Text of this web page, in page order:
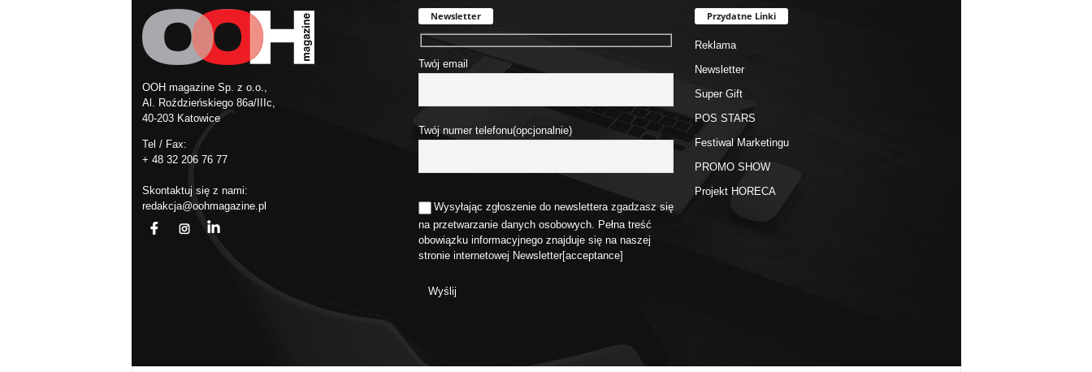
OOH magazine Sp. z o.o.,
Al. Roździeńskiego 86a/IIIc,
40-203 Katowice
Tel / Fax:
+ 48 32 206 76 77
Skontaktuj się z nami:
redakcja@oohmagazine.pl
Newsletter
Twój email
Twój numer telefonu(opcjonalnie)
Wysyłając zgłoszenie do newslettera zgadzasz się
na przetwarzanie danych osobowych. Pełna treść
obowiązku informacyjnego znajduje się na naszej
stronie internetowej Newsletter[acceptance]
Przydatne Linki
Reklama
Newsletter
Super Gift
POS STARS
Festiwal Marketingu
PROMO SHOW
Projekt HORECA